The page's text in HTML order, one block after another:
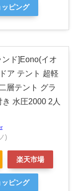
ピング
ド]Eono(イオ
ア テント 超軽
層テント グラ
水圧2000 2人
)
楽天市場
ピング